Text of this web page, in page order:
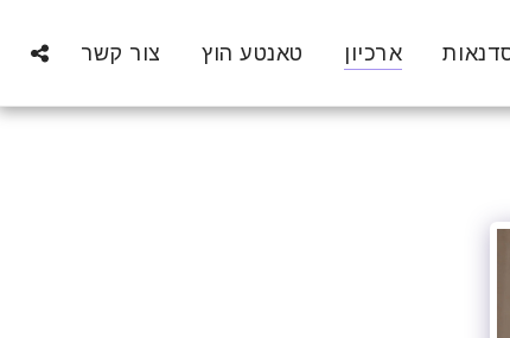
ארכיון טאנטע הוץ צור קשר